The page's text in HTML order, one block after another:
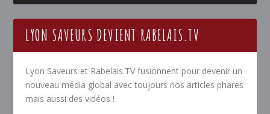
LYON SAVEURS DEVIENT RABELAIS.TV
Lyon Saveurs et Rabelais.TV fusionnent pour devenir un
nouveau média global avec toujours nos articles phares
mais aussi des vidéos !